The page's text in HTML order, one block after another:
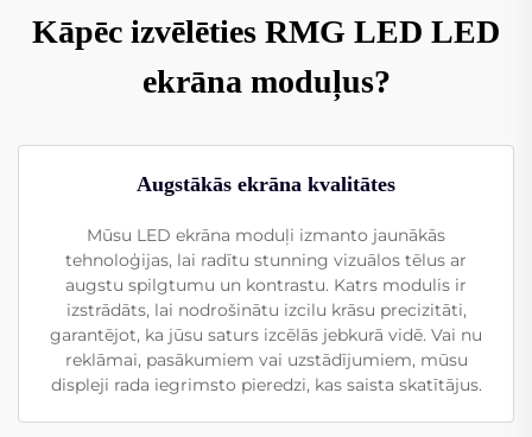
Kāpēc izvēlēties RMG LED LED
ekrāna moduļus?
Augstākās ekrāna kvalitātes
Mūsu LED ekrāna moduļi izmanto jaunākās
tehnoloģijas, lai radītu stunning vizuālos tēlus ar
augstu spilgtumu un kontrastu. Katrs modulis ir
izstrādāts, lai nodrošinātu izcilu krāsu precizitāti,
garantējot, ka jūsu saturs izcēlās jebkurā vidē. Vai nu
reklāmai, pasākumiem vai uzstādījumiem, mūsu
displeji rada iegrimsto pieredzi, kas saista skatītājus.